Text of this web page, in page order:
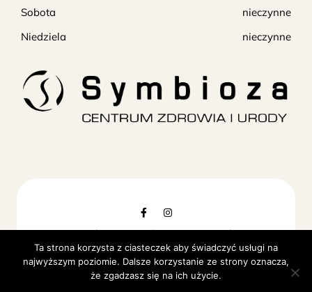
Sobota
nieczynne
Niedziela
nieczynne
© Copyright 2024 Symbioza Centrum Zdrowia i
Urody. RealizacjaSoft-PC. All Rights Reserved
Ta strona korzysta z ciasteczek aby świadczyć usługi na
najwyższym poziomie. Dalsze korzystanie ze strony oznacza,
że zgadzasz się na ich użycie.